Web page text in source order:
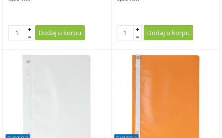
Dodaj u korpu Dodaj u korpu